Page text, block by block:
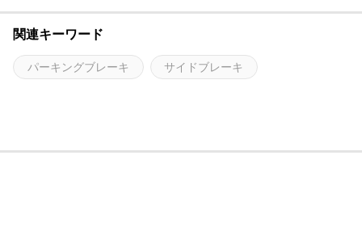
関連キーワード
パーキングブレーキ サイドブレーキ